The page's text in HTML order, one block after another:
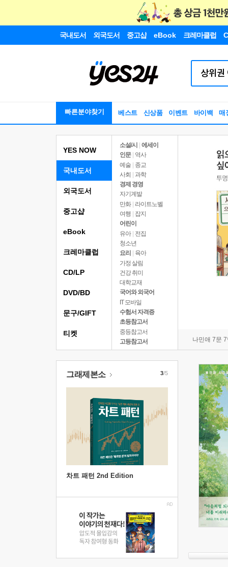
국내도서 외국도서 중고샵 eBook 크레마클럽
빠른분야찾기 베스트 신상품 이벤트 바이백 매
YES NOW
국내도서
소설/시
에세이
인문
역사
예술 | 종교
사회 | 과학
경제 경영
자기계발
만화 | 라이트노벨
여행
잡지
어린이
유아 | 전집
청소년
요리
육아
가정 살림
건강 취미
대학교재
국어와 외국어
IT 모바일
수험서 자격증
초등참고서
중등참고서
고등참고서
나민애 7문
외국도서
중고샵
eBook
크레마클럽
CD/LP
DVD/BD
문구/GIFT
티켓
그래제본소
차트 패턴 2nd Edition
3/5